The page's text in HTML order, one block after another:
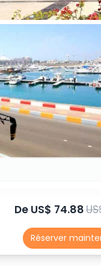
De US$ 74.88
Réserver